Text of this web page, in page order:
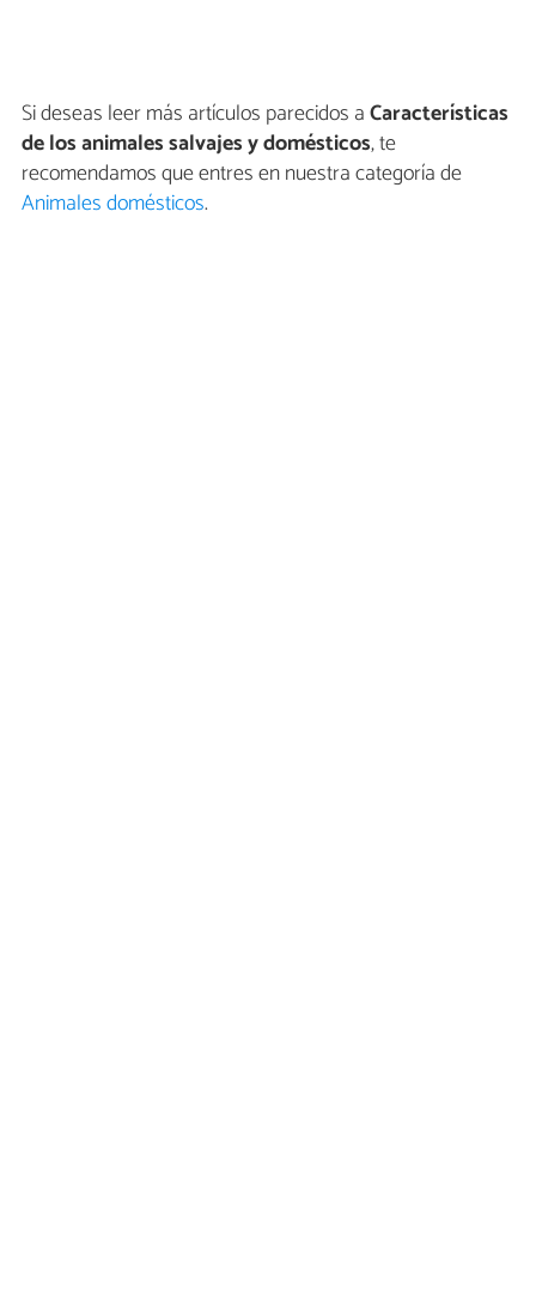
Si deseas leer más artículos parecidos aCaracterísticas
de los animales salvajes y domésticos, te
recomendamos que entres en nuestra categoría de
Animales domésticos.